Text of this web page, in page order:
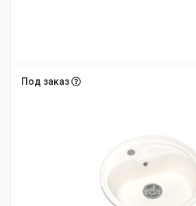
Под заказ